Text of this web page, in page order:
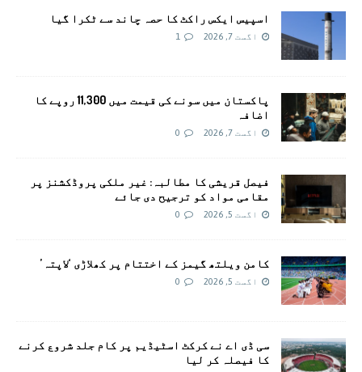
اسپیس ایکس راکٹ کا حصہ چاند سے ٹکرا گیا
اگست 7, 2026 1
پاکستان میں سونے کی قیمت میں 11,300 روپے کا
اضافہ
اگست 7, 2026 0
فیصل قریشی کا مطالبہ: غیر ملکی پروڈکشنز پر
مقامی مواد کو ترجیح دی جائے
اگست 5, 2026 0
کامن ویلتھ گیمز کے اختتام پر کھلاڑی ‘لاپتہ’
اگست 5, 2026 0
سی ڈی اے نے کرکٹ اسٹیڈیم پر کام جلد شروع کرنے
کا فیصلہ کر لیا